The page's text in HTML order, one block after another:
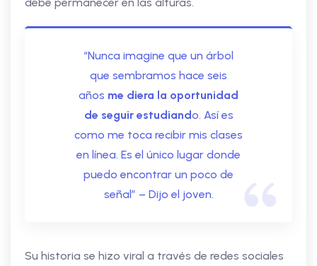
“Nunca imagine que un árbol
que sembramos hace seis
años me diera la oportunidad
de seguir estudiando. Así es
como me toca recibir mis clases
en línea. Es el único lugar donde
puedo encontrar un poco de
señal” – Dijo el joven.
Su historia se hizo viral a través de redes sociales